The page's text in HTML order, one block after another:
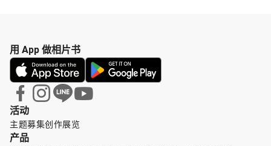
活动
主题募集创作展览
产品
用 App 做相片书